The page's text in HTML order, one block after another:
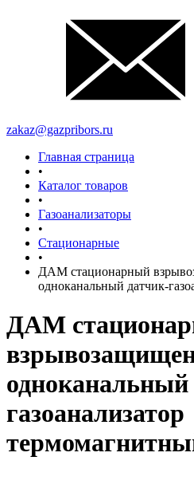
zakaz@gazpribors.ru
Главная страница
•
Каталог товаров
•
Газоанализаторы
•
Стационарные
•
ДАМ стационарный
одноканальный датчик-
ДАМ
одноканальный
газоанализатор